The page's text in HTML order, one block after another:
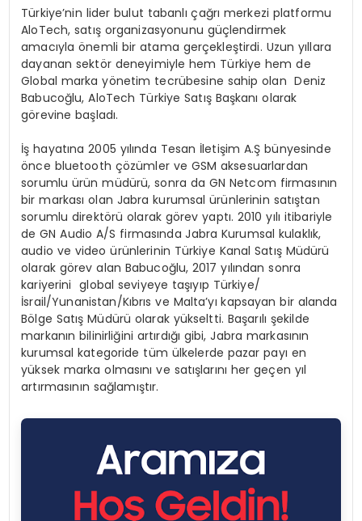
Türkiye’nin lider bulut tabanlı çağrı merkezi platformu
AloTech, satış organizasyonunu güçlendirmek
amacıyla önemli bir atama gerçekleştirdi. Uzun yıllara
dayanan sektör deneyimiyle hem Türkiye hem de
Global marka yönetim tecrübesine sahip olan Deniz
Babucoğlu, AloTech Türkiye Satış Başkanı olarak
görevine başladı.
İş hayatına 2005 yılında Tesan İletişim A.Ş bünyesinde
önce bluetooth çözümler ve GSM aksesuarlardan
sorumlu ürün müdürü, sonra da GN Netcom firmasının
bir markası olan Jabra kurumsal ürünlerinin satıştan
sorumlu direktörü olarak görev yaptı. 2010 yılı itibariyle
de GN Audio A/S firmasında Jabra Kurumsal kulaklık,
audio ve video ürünlerinin Türkiye Kanal Satış Müdürü
olarak görev alan Babucoğlu, 2017 yılından sonra
kariyerini global seviyeye taşıyıp Türkiye/
İsrail/Yunanistan/Kıbrıs ve Malta’yı kapsayan bir alanda
Bölge Satış Müdürü olarak yükseltti. Başarılı şekilde
markanın bilinirliğini artırdığı gibi, Jabra markasının
kurumsal kategoride tüm ülkelerde pazar payı en
yüksek marka olmasını ve satışlarını her geçen yıl
artırmasının sağlamıştır.